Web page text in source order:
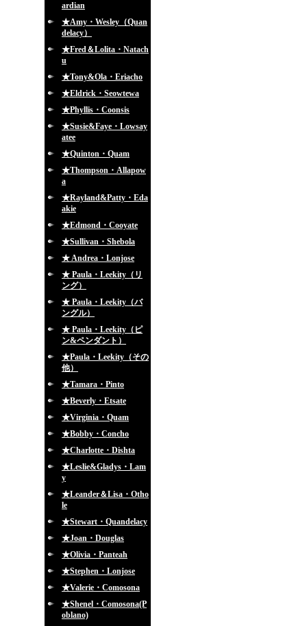
ardian
★Amy・Wesley（Quan
delacy）
★Fred＆Lolita・Natach
u
★Tony&Ola・Eriacho
★Eldrick・Seowtewa
★Phyllis・Coonsis
★Susie&Faye・Lowsay
atee
★Quinton・Quam
★Thompson・Allapow
a
★Rayland&Patty・Eda
akie
★Edmond・Cooyate
★Sullivan・Shebola
★ Andrea・Lonjose
★ Paula・Leekity（リ
ング）
★ Paula・Leekity（バ
ングル）
★ Paula・Leekity（ピ
ン&ペンダント）
★Paula・Leekity（その
他）
★Tamara・Pinto
★Beverly・Etsate
★Virginia・Quam
★Bobby・Concho
★Charlotte・Dishta
★Leslie&Gladys・Lam
y
★Leander＆Lisa・Otho
le
★Stewart・Quandelacy
★Joan・Douglas
★Olivia・Panteah
★Stephen・Lonjose
★Valerie・Comosona
★Shenel・Comosona(P
oblano)